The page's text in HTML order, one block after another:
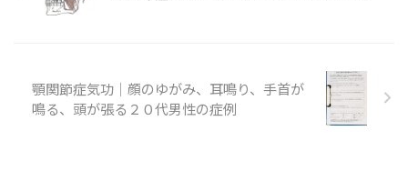
顎関節症気功｜顔のゆがみ、耳鳴り、手首が
鳴る、頭が張る２０代男性の症例